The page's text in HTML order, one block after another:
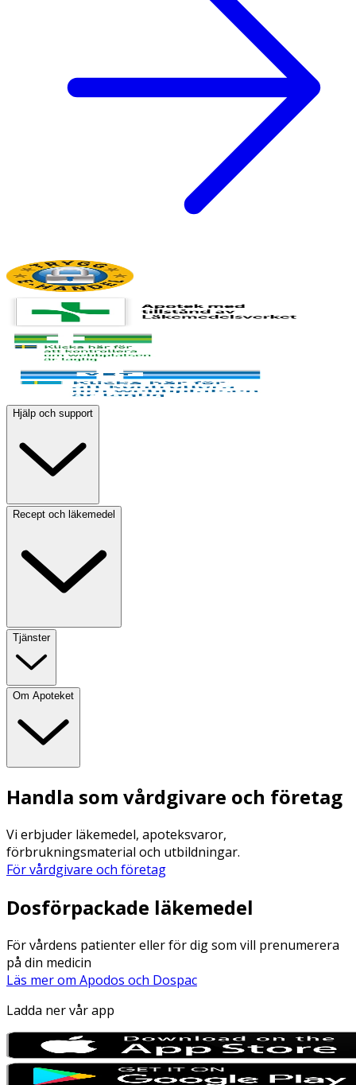
Hjälp och support
Recept och läkemedel
Tjänster
Om Apoteket
Handla som vårdgivare och företag
Vi erbjuder läkemedel, apoteksvaror,
förbrukningsmaterial och utbildningar.
För vårdgivare och företag
Dosförpackade läkemedel
För vårdens patienter eller för dig som vill prenumerera
på din medicin
Läs mer om Apodos och Dospac
Ladda ner vår app